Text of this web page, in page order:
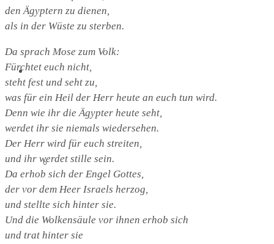
Kirche Thieschitz
Geschichte Kirche Thieschitz
den Ägyptern zu dienen,
als in der Wüste zu sterben.
Da sprach Mose zum Volk:
Fürchtet euch nicht,
steht fest und seht zu,
was für ein Heil der Herr heute an euch tun wird.
Denn wie ihr die Ägypter heute seht,
werdet ihr sie niemals wiedersehen.
Der Herr wird für euch streiten,
und ihr werdet stille sein.
Da erhob sich der Engel Gottes,
der vor dem Heer Israels herzog,
und stellte sich hinter sie.
Und die Wolkensäule vor ihnen erhob sich
und trat hinter sie